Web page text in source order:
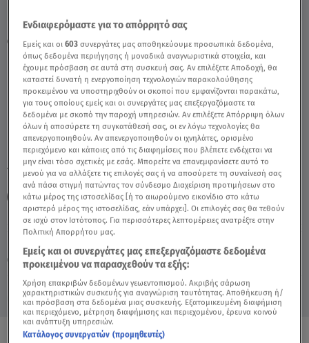
23.10.24, 21:10 MEDIA
Φάρμα: Ο Samy Προειδοποιεί Τον Παύλο
Για Την Καλλιόπη - Video
TAGS: ΦΑΡΜΑ ΦΑΡΜΑ SAMY ΦΑΡΜΑ ΠΑΥΛΟΣ
ΦΑΡΜΑ ΚΑΛΛΙΟΠΗ
Ενδιαφερόμαστε για το απόρρητό σας
Εμείς και οι603 συνεργάτες μας αποθηκεύουμε προσωπικά δεδομένα,
όπως δεδομένα περιήγησης ή μοναδικά αναγνωριστικά στοιχεία, και
έχουμε πρόσβαση σε αυτά στη συσκευή σας. Αν επιλέξετε Αποδοχή, θα
καταστεί δυνατή η ενεργοποίηση τεχνολογιών παρακολούθησης
προκειμένου να υποστηριχθούν οι σκοποί που εμφανίζονται παρακάτω,
για τους οποίους εμείς και οι συνεργάτες μας επεξεργαζόμαστε τα
δεδομένα με σκοπό την παροχή υπηρεσιών. Αν επιλέξετε Απόρριψη όλων
όλων ή αποσύρετε τη συγκατάθεσή σας, οι εν λόγω τεχνολογίες θα
απενεργοποιηθούν. Αν απενεργοποιηθούν οι ιχνηλάτες, ορισμένο
περιεχόμενο και κάποιες από τις διαφημίσεις που βλέπετε ενδέχεται να
μην είναι τόσο σχετικές με εσάς. Μπορείτε να επανεμφανίσετε αυτό το
μενού για να αλλάξετε τις επιλογές σας ή να αποσύρετε τη συναίνεσή σας
ανά πάσα στιγμή πατώντας τον σύνδεσμο Διαχείριση προτιμήσεων στο
κάτω μέρος της ιστοσελίδας [ή το αιωρούμενο εικονίδιο στο κάτω
αριστερό μέρος της ιστοσελίδας, εάν υπάρχει]. Οι επιλογές σας θα τεθούν
σε ισχύ στον Ιστότοπος. Για περισσότερες λεπτομέρειες ανατρέξτε στην
Πολιτική Απορρήτου μας.
Εμείς και οι συνεργάτες μας επεξεργαζόμαστε δεδομένα
προκειμένου να παρασχεθούν τα εξής:
Χρήση επακριβών δεδομένων γεωεντοπισμού. Ακριβής σάρωση
χαρακτηριστικών συσκευής για αναγνώριση ταυτότητας. Αποθήκευση ή/
και πρόσβαση στα δεδομένα μιας συσκευής. Εξατομικευμένη διαφήμιση
και περιεχόμενο, μέτρηση διαφήμισης και περιεχομένου, έρευνα κοινού
και ανάπτυξη υπηρεσιών.
Κατάλογος συνεργατών (προμηθευτές)